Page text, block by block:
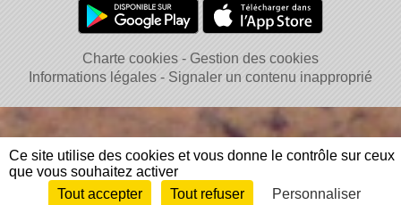
Charte cookies
Gestion des cookies
Informations légales
Signaler un contenu inapproprié
Envie de participer ? Connexion
Ce site utilise des cookies et vous donne le contrôle sur ceux
que vous souhaitez activer
Tout accepter
Tout refuser Personnaliser